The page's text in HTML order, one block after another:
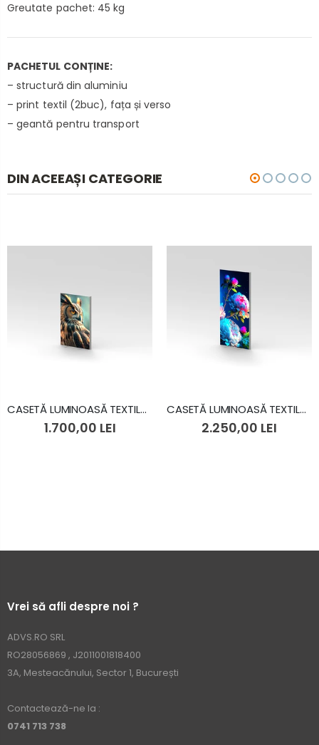
Greutate pachet: 45 kg
PACHETUL CONȚINE:
– structură din aluminiu
– print textil (2buc), fața și verso
– geantă pentru transport
DIN ACEEAȘI CATEGORIE
CASETĂ LUMINOASĂ TEXTILĂ 1.0X2.0 M
1.700,00 LEI
CASETĂ LUMINOASĂ TEXTILĂ 1.0X3.0 M
2.250,00 LEI
Vrei să afli despre noi ?
ADVS.RO SRL
RO28056869 , J2011001818400
3A, Mesteacănului, Sector 1, București
Contactează-ne la :
0741 713 738